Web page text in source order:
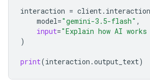
interaction = client.
model="gemini-3.5-flash" ,
input="Explain how AI
)
print(interaction .output_text)